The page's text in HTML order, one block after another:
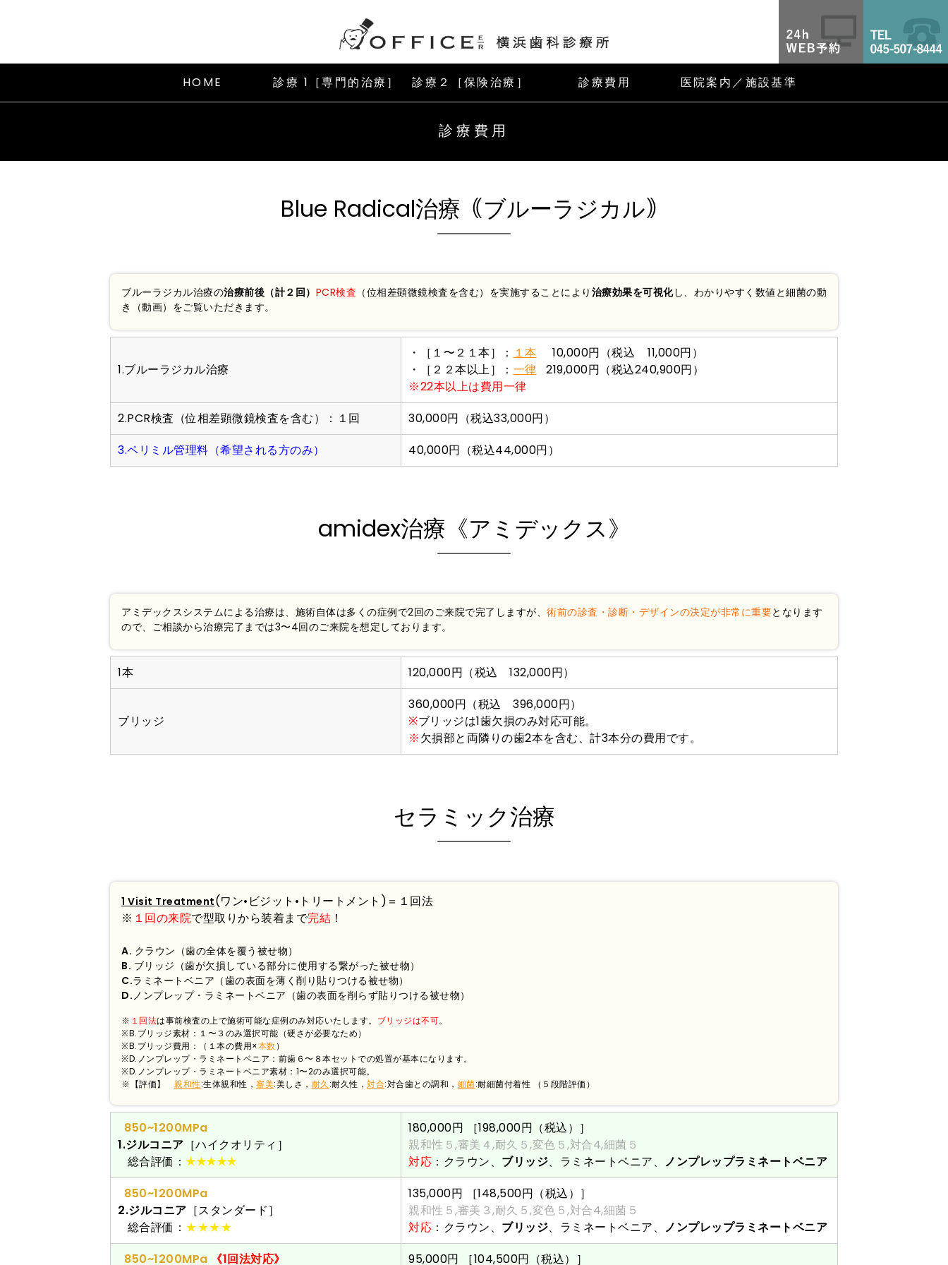
OFFICE E｜R 横浜歯科診療所
HOME 診療 1［専門的治療］ 診療２［保険治療］ 診療費用 医院案内／施設基準
診療費用
Blue Radical治療｟ブルーラジカル｠
ブルーラジカル治療の治療前後（計２回） PCR検査 （位相差顕微鏡検査を含む）を実施することにより 治療効果を可視化し、わかりやすく数値と細菌の動
き（動画）をご覧いただきます。
1.ブルーラジカル治療
・［１〜２１本］： １本 10,000円（税込 11,000円）
・［２２本以上］： 一律 219,000円（税込240,900円）
※22本以上は費用一律
2.PCR検査（位相差顕微鏡検査を含む）：１回
30,000円（税込33,000円）
3.ペリミル管理料（希望される方のみ）
40,000円（税込44,000円）
amidex治療《アミデックス》
アミデックスシステムによる治療は、施術自体は多くの症例で2回のご来院で完了しますが、 術前の診査・診断・デザインの決定が非常に重要となります
ので、ご相談から治療完了までは3〜4回のご来院を想定しております。
1本 120,000円（税込 132,000円）
ブリッジ
360,000円（税込 396,000円）
※ブリッジは1歯欠損のみ対応可能。
※欠損部と両隣りの歯2本を含む、計3本分の費用です。
セラミック治療
1 Visit Treatment(ワン•ビジット•トリートメント)＝１回法
※ １回の来院で型取りから装着まで完結 ！
A. クラウン（歯の全体を覆う被せ物）
B. ブリッジ（歯が欠損している部分に使用する繋がった被せ物）
C.ラミネートベニア（歯の表面を薄く削り貼りつける被せ物）
D. ノンプレップ・ラミネートベニア（歯の表面を削らず貼りつける被せ物）
※ １回法は事前検査の上で施術可能な症例のみ対応いたします。 ブリッジは不可。
※B.ブリッジ素材：１〜３のみ選択可能（硬さが必要なため）
※B.ブリッジ費用：（１本の費用×本数）
※D.ノンプレップ・ラミネートベニア：前歯６〜８本セットでの処置が基本になります。
※D.ノンプレップ・ラミネートベニア素材：1〜2のみ選択可能。
※【評価】 親和性:生体親和性， 審美:美しさ， 耐久 :耐久性， 対合:対合歯との調和， 細菌:耐細菌付着性 （５段階評価）
850~1200MPa
1.ジルコニア ［ハイクオリティ］
総合評価： ★★★★★
180,000円 ［198,000円（税込）］
親和性５,審美４,耐久５,変色５,対合4,細菌５
対応 ：クラウン、 ブリッジ、ラミネートベニア、 ノンプレップラミネートベニア
850~1200MPa
2.ジルコニア ［スタンダード］
総合評価： ★★★★
135,000円 ［148,500円（税込）］
親和性５,審美３,耐久５,変色５,対合4,細菌５
対応 ：クラウン、 ブリッジ、ラミネートベニア、 ノンプレップラミネートベニア
850~1200MPa
《1回法対応》
95,000円 ［104,500円（税込）］